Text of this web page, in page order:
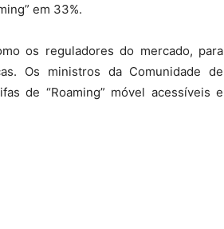
em 33%.
os reguladores do mercado, para
Os ministros da Comunidade de
de “Roaming” móvel acessíveis e